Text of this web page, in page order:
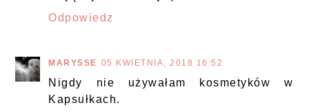
Odpowiedz
MARYSSE 05 KWIETNIA, 2018 16:52
Nigdy nie używałam kosmetyków w
Kapsułkach.